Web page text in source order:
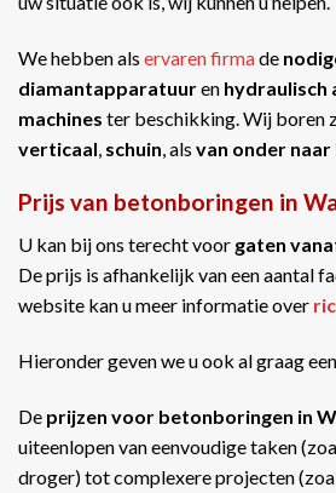
We hebben als ervaren firmade
diamantapparatuuren hydraulisch
machines ter beschikking. Wij boren
verticaal schuin , als van onder naar
Prijs van betonboringen in
U kan bij ons terecht voor gaten
De prijs is afhankelijk van een aantal
website kan u meer informatie over
Hieronder geven we u ook al graag
De prijzen voor betonboringen in
uiteenlopen van eenvoudige taken
droger) tot complexere projecten